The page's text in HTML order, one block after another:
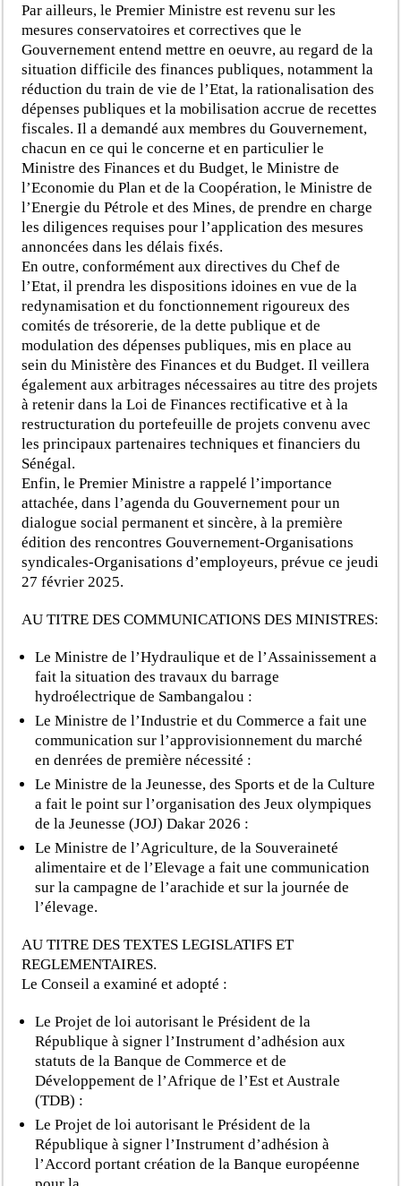
Par ailleurs, le Premier Ministre est revenu sur les
mesures conservatoires et correctives que le
Gouvernement entend mettre en oeuvre, au regard de la
situation difficile des finances publiques, notamment la
réduction du train de vie de l’Etat, la rationalisation des
dépenses publiques et la mobilisation accrue de recettes
fiscales. Il a demandé aux membres du Gouvernement,
chacun en ce qui le concerne et en particulier le
Ministre des Finances et du Budget, le Ministre de
l’Economie du Plan et de la Coopération, le Ministre de
l’Energie du Pétrole et des Mines, de prendre en charge
les diligences requises pour l’application des mesures
annoncées dans les délais fixés.
En outre, conformément aux directives du Chef de
l’Etat, il prendra les dispositions idoines en vue de la
redynamisation et du fonctionnement rigoureux des
comités de trésorerie, de la dette publique et de
modulation des dépenses publiques, mis en place au
sein du Ministère des Finances et du Budget. Il veillera
également aux arbitrages nécessaires au titre des projets
à retenir dans la Loi de Finances rectificative et à la
restructuration du portefeuille de projets convenu avec
les principaux partenaires techniques et financiers du
Sénégal.
Enfin, le Premier Ministre a rappelé l’importance
attachée, dans l’agenda du Gouvernement pour un
dialogue social permanent et sincère, à la première
édition des rencontres Gouvernement-Organisations
syndicales-Organisations d’employeurs, prévue ce jeudi
27 février 2025.
AU TITRE DES COMMUNICATIONS DES MINISTRES:
Le Ministre de l’Hydraulique et de l’Assainissement a
fait la situation des travaux du barrage
hydroélectrique de Sambangalou :
Le Ministre de l’Industrie et du Commerce a fait une
communication sur l’approvisionnement du marché
en denrées de première nécessité :
Le Ministre de la Jeunesse, des Sports et de la Culture
a fait le point sur l’organisation des Jeux olympiques
de la Jeunesse (JOJ) Dakar 2026 :
Le Ministre de l’Agriculture, de la Souveraineté
alimentaire et de l’Elevage a fait une communication
sur la campagne de l’arachide et sur la journée de
l’élevage.
AU TITRE DES TEXTES LEGISLATIFS ET
REGLEMENTAIRES.
Le Conseil a examiné et adopté :
Le Projet de loi autorisant le Président de la
République à signer l’Instrument d’adhésion aux
statuts de la Banque de Commerce et de
Développement de l’Afrique de l’Est et Australe
(TDB) :
Le Projet de loi autorisant le Président de la
République à signer l’Instrument d’adhésion à
l’Accord portant création de la Banque européenne